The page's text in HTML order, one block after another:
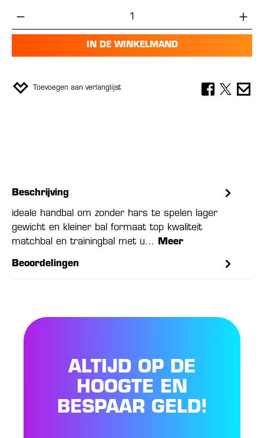
Producthoeveelheid: Voer de gewenste
IN DE WINKELMAND
Toevoegen aan verlanglijst
Beschrijving
ideale handbal om zonder hars te spelen lager
gewicht en kleiner bal formaat top kwaliteit
matchbal en trainingbal met u…
Meer
Beoordelingen
ALTIJD OP DE
HOOGTE EN
BESPAAR GELD!